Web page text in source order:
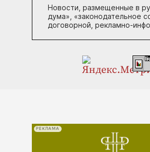
Новости, размещенные в
дума», «законодательное
договорной, рекламно-
РЕКЛАМА